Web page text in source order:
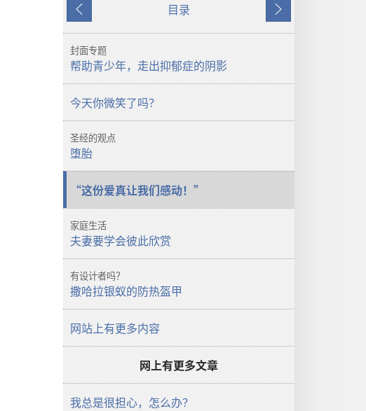
载
警
出
抑
症
的
影
醒！
郁
阴
上
一
页
目录
下
一
封面专题
帮助青少年，走出抑郁症的阴影
今天你微笑了吗？
圣经的观点
堕胎
“这份爱真让我们感动！”
家庭生活
夫妻要学会彼此欣赏
有设计者吗？
撒哈拉银蚁的防热盔甲
网站上有更多内容
网上有更多文章
我总是很担心，怎么办？